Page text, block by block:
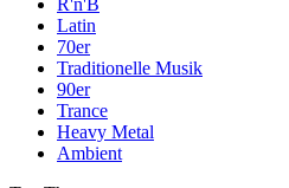
R'n'B
Latin
70er
Traditionelle Musik
90er
Trance
Heavy Metal
Ambient